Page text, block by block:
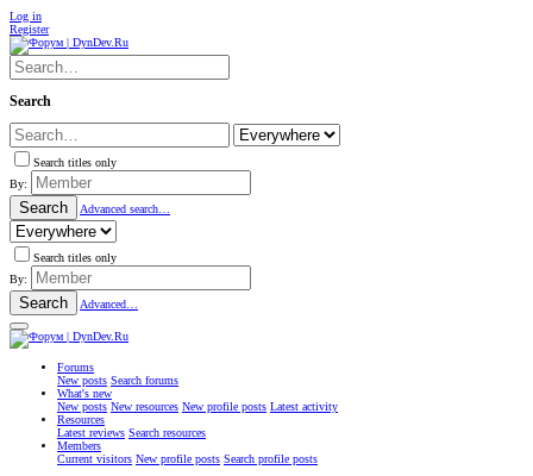
Log in
Register
Search
Search titles only
By:
Search Advanced search…
Search titles only
By:
Search Advanced…
Forums
New posts Search forums
What's new
New posts New resources New profile posts Latest activity
Resources
Latest reviews Search resources
Members
Current visitors New profile posts Search profile posts